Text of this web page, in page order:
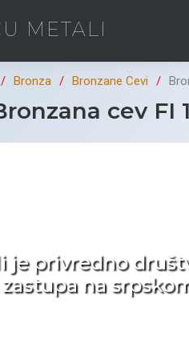
METALI
Bronza Bronzane Cevi
cev FI
je privredno
na